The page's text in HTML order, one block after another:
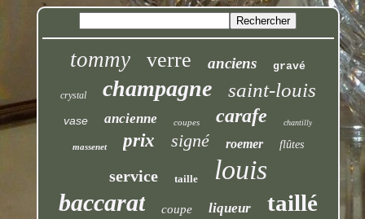
tommy verre anciens gravé
crystal champagne saint-louis
vase ancienne coupes carafe chantilly
massenet prix signé roemer flûtes
service taille louis
baccarat coupe liqueur taillé